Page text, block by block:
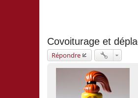
Covoiturage et
Répondre